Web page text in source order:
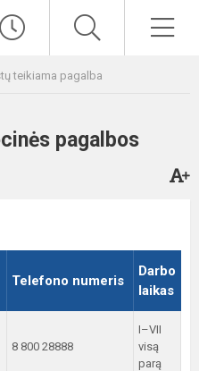
teikiama pagalba
pagalbos
Telefono numeris
Darbo
laikas
8 800 28888
I–VII
visą
parą